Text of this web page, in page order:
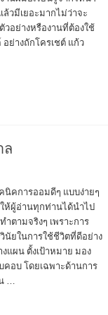
ล้วมีเยอะมากไม่ว่าจะ
วอย่างหรืองานที่ต้องใช้
ย่างถักโครเชต์ แก้ว
ล
คการออมดีๆ แบบง่ายๆ
ห้ผู้อ่านทุกท่านได้นำไป
ตามจริงๆ เพราะการ
วินัยในการใช้ชีวิตที่ดีอย่าง
แผน ตั้งเป้าหมาย มอง
อบ โดยเฉพาะด้านการ
…